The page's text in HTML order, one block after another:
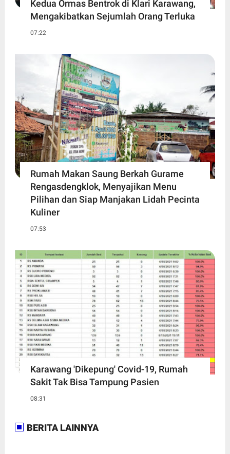
Kedua Ormas Bentrok di Klari Karawang,
Mengakibatkan Sejumlah Orang Terluka
07:22
Rumah Makan Saung Berkah Gurame
Rengasdengklok, Menyajikan Menu
Pilihan dan Siap Manjakan Lidah Pecinta
Kuliner
07:53
Karawang 'Dikepung' Covid-19, Rumah
Sakit Tak Bisa Tampung Pasien
08:31
BERITA LAINNYA